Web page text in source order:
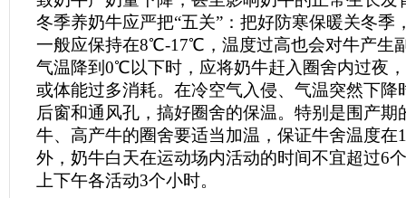
冬季养奶牛应严把“五关”：把好防寒保暖关冬季
一般应保持在8℃-17℃，温度过高也会对牛产生
气温降到0℃以下时，应将奶牛赶入圈舍内过夜
或体能过多消耗。在冷空气入侵、气温突然下降
后窗和通风孔，搞好圈舍的保温。特别是围产期
牛、高产牛的圈舍要适当加温，保证牛舍温度
外，奶牛白天在运动场内活动的时间不宜超过6
上下午各活动3个小时。